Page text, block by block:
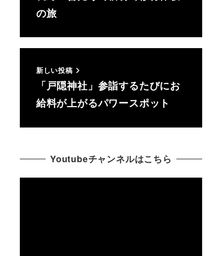
の旅
新しい投稿
「戸隠神社」参詣するたびにお
給料が上がるパワースポット
Youtubeチャンネルはこちら